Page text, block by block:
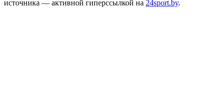
источника — активной гиперссылкой на 24sport.by.